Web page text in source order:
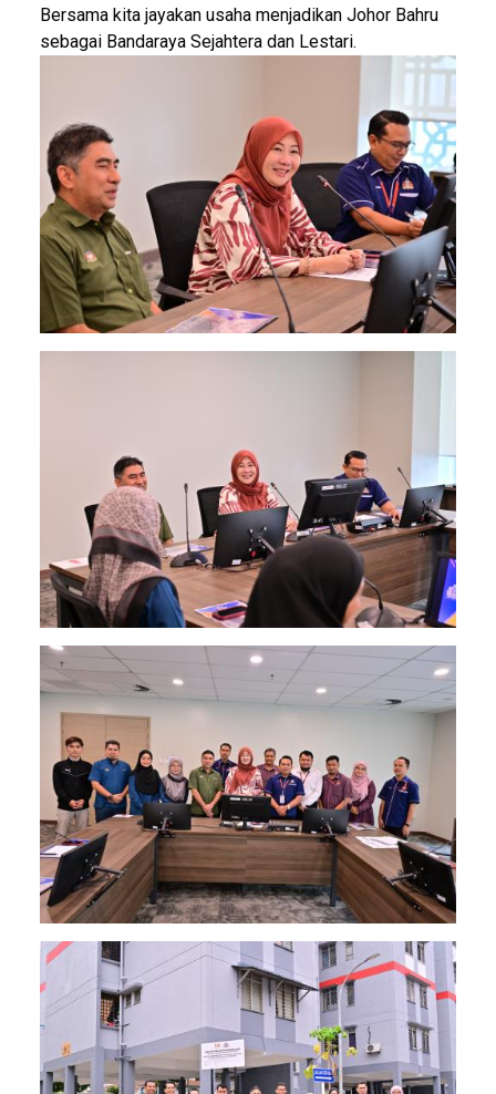
Bersama kita jayakan usaha menjadikan Johor Bahru
sebagai Bandaraya Sejahtera dan Lestari.
Image
Image